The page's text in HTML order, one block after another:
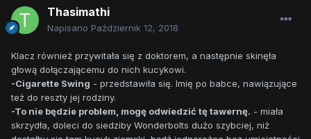
Thasimathi
Napisano Październik 12, 2018
Klacz również przywitała się z doktorem, a następnie skinęła
głową dołączającemu do nich kucykowi.
-Cigarette Swing - przedstawiła się. Imię po babce, nawiązujące
też do reszty jej rodziny.
-To nie będzie problem, mogę odwiedzić tę tawernę. - miała
skrzydła, doleci do siedziby Wonderbolts dużo szybciej, niż